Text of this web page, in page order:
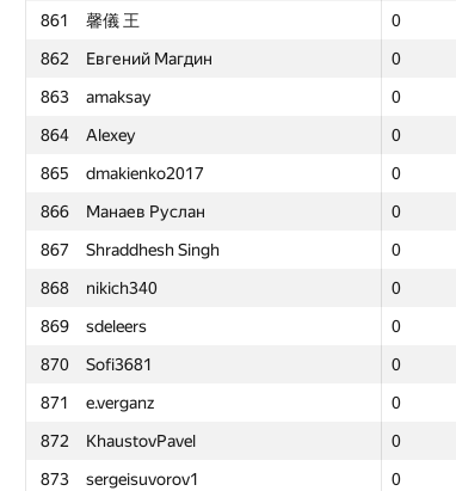
861
馨儀 王 0
862
Евгений Магдин 0
863
amaksay 0
864
Alexey 0
865
dmakienko2017 0
866
Манаев Руслан 0
867
Shraddhesh Singh 0
868
nikich340 0
869
sdeleers 0
870
Sofi3681 0
871
e.verganz 0
872
KhaustovPavel 0
873
sergeisuvorov1 0
Қатысушы 1
GP30